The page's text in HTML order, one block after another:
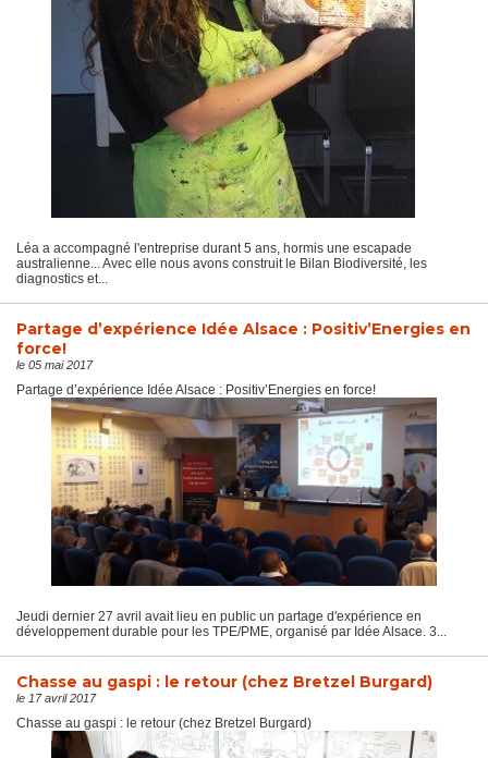
Léa a accompagné l'entreprise durant 5 ans, hormis une escapade
australienne... Avec elle nous avons construit le Bilan Biodiversité, les
diagnostics et...
Partage d’expérience Idée Alsace : Positiv’Energies en
force!
le 05 mai 2017
Partage d’expérience Idée Alsace : Positiv’Energies en force!
Jeudi dernier 27 avril avait lieu en public un partage d'expérience en
développement durable pour les TPE/PME, organisé par Idée Alsace. 3...
Chasse au gaspi : le retour (chez Bretzel Burgard)
le 17 avril 2017
Chasse au gaspi : le retour (chez Bretzel Burgard)